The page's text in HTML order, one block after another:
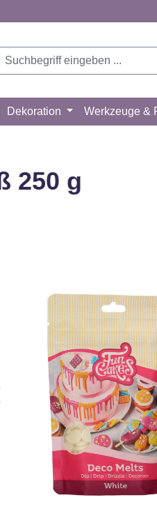
Dekoration Werkzeuge &
250 g